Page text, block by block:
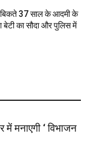
बिकते 37 साल के आदमी के
बेटी का सौदा और पुलिस में
में मनाएगी ‘ विभाजन